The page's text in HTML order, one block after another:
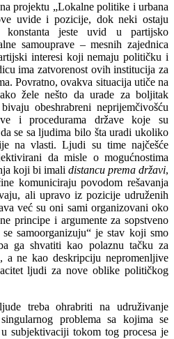
projektu „Lokalne politike i urbana
uvide i pozicije, dok neki ostaju
jeste uvid u partijsko
samouprave – mesnih zajednica
interesi koji nemaju političku i
ima zatvorenost ovih institucija za
Povratno, ovakva situacija utiče na
žele nešto da urade za boljitak
obeshrabreni neprijemčivošću
i procedurama države koje su
se sa ljudima bilo šta uradi ukoliko
na vlasti. Ljudi su time najčešće
da misle o mogućnostima
koji bi imali distancu prema državi,
komuniciraju povodom rešavanja
ali upravo iz pozicije udruženih
već su oni sami organizovani oko
principe i argumente za sopstveno
samoorganizuju“ je stav koji smo
ga shvatiti kao polaznu tačku za
a ne kao deskripciju nepromenljive
ljudi za nove oblike političkog
treba ohrabriti na udruživanje
problema sa kojima se
subjektivaciji tokom tog procesa je